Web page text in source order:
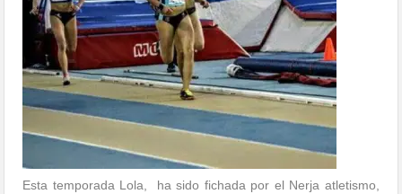
Esta temporada Lola, ha sido fichada por el Nerja atletismo,